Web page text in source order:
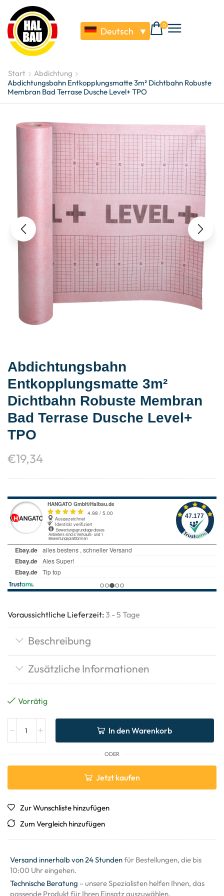
Deutsch ▼
0
Start
Abdichtung
Abdichtungsbahn Entkopplungsmatte 3m² Dichtbahn Robuste
Membran Bad Terrase Dusche Level+ TPO
Abdichtungsbahn
Entkopplungsmatte 3m²
Dichtbahn Robuste Membran
Bad Terrase Dusche Level+
TPO
€19,34
Voraussichtliche Lieferzeit: 3 - 5 Tage
Beschreibung
Zusätzliche Informationen
Vorrätig
In den Warenkorb
ODER
Jetzt kaufen
Zur Wunschliste hinzufügen
Zum Vergleich hinzufügen
Versand innerhalb von 24 Stundenfür Bestellungen, die bis
10:00 Uhr eingehen.
Technische Beratung – unsere Spezialisten helfen Ihnen, das
passende Produkt für Ihren Einsatz auszuwählen.